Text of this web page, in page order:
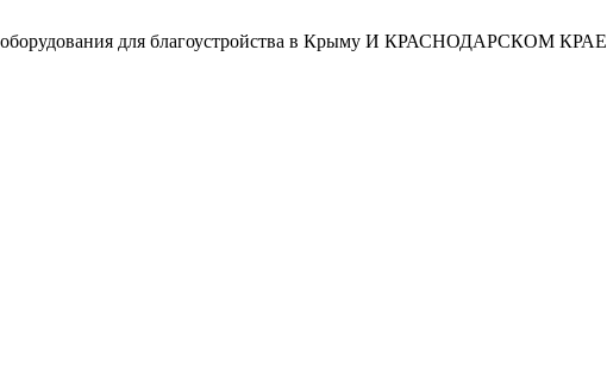
оборудования для благоустройства в Крыму И КРАСНОДАРСКОМ КРАЕ